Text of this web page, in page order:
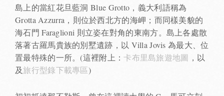
島上的當紅花旦藍洞 Blue Grotto，義大利語稱為
Grotta Azzurra，則位於西北方的海岬；而同樣美貌的
海石門 Faraglioni 則立姿在對角的東南方。島上各處散
落著古羅馬貴族的別墅遺跡，以 Villa Jovis 為最大、位
置最特殊的一所。(這裡附上：卡布里島旅遊地圖 ，以
及旅行型錄下載專區)